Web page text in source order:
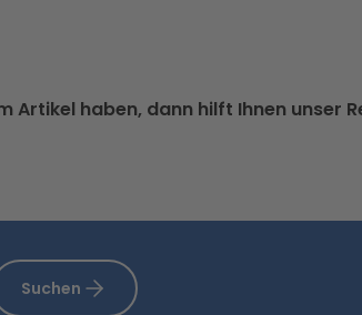
Artikel haben, dann hilft Ihnen
Suchen